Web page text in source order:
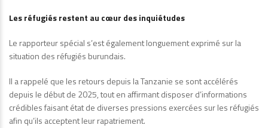
Les réfugiés restent au cœur des inquiétudes
Le rapporteur spécial s’est également longuement exprimé sur la
situation des réfugiés burundais.
Il a rappelé que les retours depuis la Tanzanie se sont accélérés
depuis le début de 2025, tout en affirmant disposer d’informations
crédibles faisant état de diverses pressions exercées sur les réfugiés
afin qu’ils acceptent leur rapatriement.